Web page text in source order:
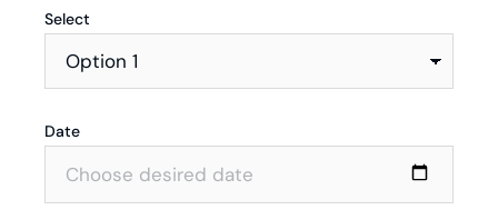
Select
Date